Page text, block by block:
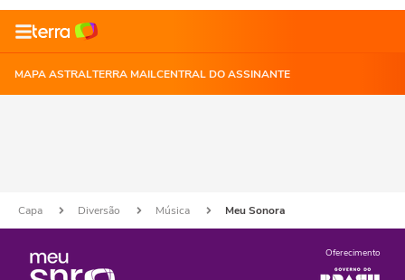
MAPA ASTRALTERRA MAILCENTRAL DO ASSINANTE
Capa Diversão Música Meu Sonora
Oferecimento